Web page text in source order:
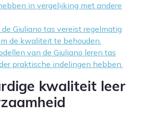
in vergelijking met andere
Giuliano tas vereist regelmatig
de kwaliteit te behouden.
van de Giuliano leren tas
praktische indelingen hebben.
kwaliteit leer